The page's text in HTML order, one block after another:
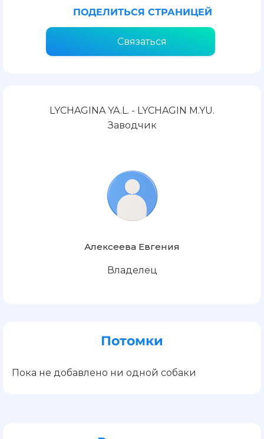
ПОДЕЛИТЬСЯ СТРАНИЦЕЙ
Связаться
LYCHAGINA YA.L. - LYCHAGIN M.YU.
Заводчик
Алексеева Евгения
Владелец
Потомки
Пока не добавлено ни одной собаки